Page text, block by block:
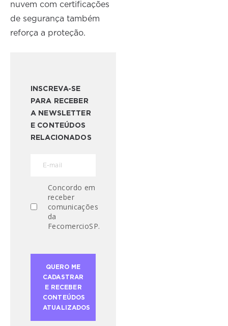
nuvem com certificações
de segurança também
reforça a proteção.
INSCREVA-SE
PARA RECEBER
A NEWSLETTER
E CONTEÚDOS
RELACIONADOS
Concordo em
receber
comunicações
da
FecomercioSP.